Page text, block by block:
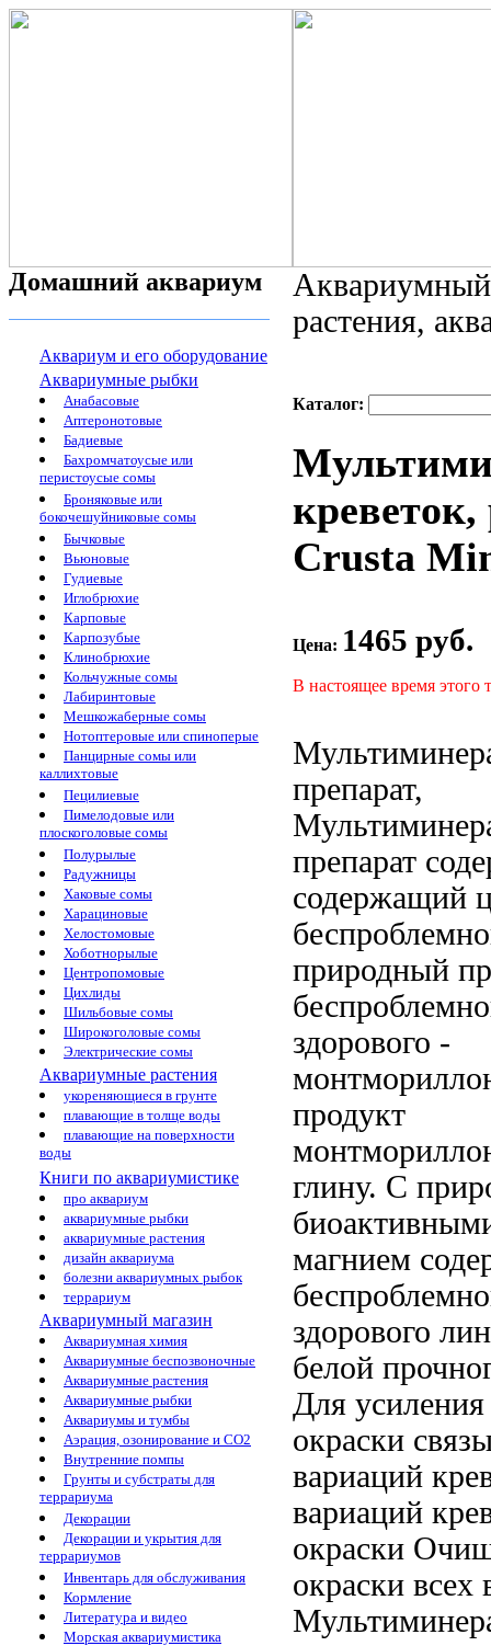
Домашний аквариум
Аквариум и его оборудование
Аквариумные рыбки
Анабасовые
Аптеронотовые
Бадиевые
Бахромчатоусые или
перистоусые сомы
Броняковые или
бокочешуйниковые сомы
Бычковые
Вьюновые
Гудиевые
Иглобрюхие
Карповые
Карпозубые
Клинобрюхие
Кольчужные сомы
Лабиринтовые
Мешкожаберные сомы
Нотоптеровые или спиноперые
Панцирные сомы или
каллихтовые
Пецилиевые
Пимелодовые или
плоскоголовые сомы
Полурылые
Радужницы
Хаковые сомы
Харациновые
Хелостомовые
Хоботнорылые
Центропомовые
Цихлиды
Шильбовые сомы
Широкоголовые сомы
Электрические сомы
Аквариумные растения
укореняющиеся в грунте
плавающие в толще воды
плавающие на поверхности
воды
Книги по аквариумистике
про аквариум
аквариумные рыбки
аквариумные растения
дизайн аквариума
болезни аквариумных рыбок
террариум
Аквариумный магазин
Аквариумная химия
Аквариумные беспозвоночные
Аквариумные растения
Аквариумные рыбки
Аквариумы и тумбы
Аэрация, озонирование и CO2
Внутренние помпы
Грунты и субстраты для
террариума
Декорации
Декорации и укрытия для
террариумов
Инвентарь для обслуживания
Кормление
Литература и видео
Морская аквариумистика
растения,
Каталог:
Crusta
Цена: 1465 руб.
В настоящее время этого
препарат,
препарат
содержащий
природный
здорового -
продукт
глину. С
магнием
здорового
белой
Для
окраски
вариаций
вариаций
окраски
окраски всех